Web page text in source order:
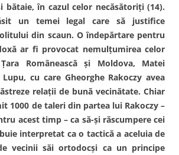
bătaie, în cazul celor necăsătoriţi (14).
un temei legal care să justifice
din scaun. O îndepărtare pentru
ar fi provocat nemulţumirea celor
Românească şi Moldova, Matei
Lupu, cu care Gheorghe Rakoczy avea
relaţii de bună vecinătate. Chiar
1000 de taleri din partea lui Rakoczy –
acest timp – ca să-şi răscumpere cei
interpretat ca o tactică a aceluia de
vecinii săi ortodocşi ca un principe